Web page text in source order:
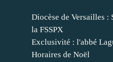
Diocèse de Versailles :
la FSSPX
Exclusivité : l'abbé
Horaires de Noël